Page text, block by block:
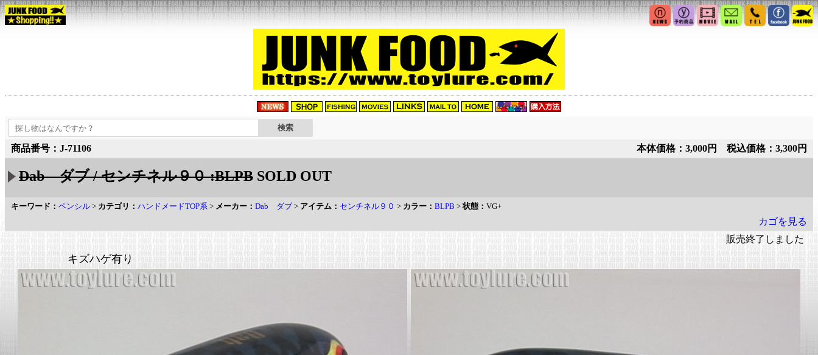
商品番号：J-71106 本体価格：3,000円 税込価格：3,300円
Dab ダブ / センチネル９０ :BLPB SOLD OUT
キーワード： ペンシル > カテゴリ： ハンドメードTOP系 > メーカー： Dab ダブ > アイテム： センチネル９０ > カラー： BLPB >状態： VG+
カゴを見る
販売終了しました
キズハゲ有り